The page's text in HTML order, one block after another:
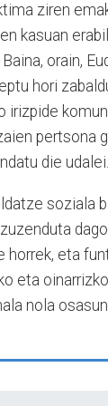
ziren
kasuan
orain,
hori
irizpide
pertsona
die udalei.
soziala
horrek, eta
eta
nola